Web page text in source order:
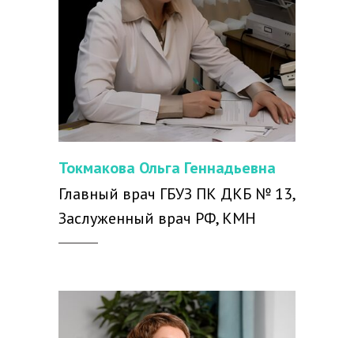
Токмакова Ольга Геннадьевна
Главный врач ГБУЗ ПК ДКБ № 13,
Заслуженный врач РФ, КМН